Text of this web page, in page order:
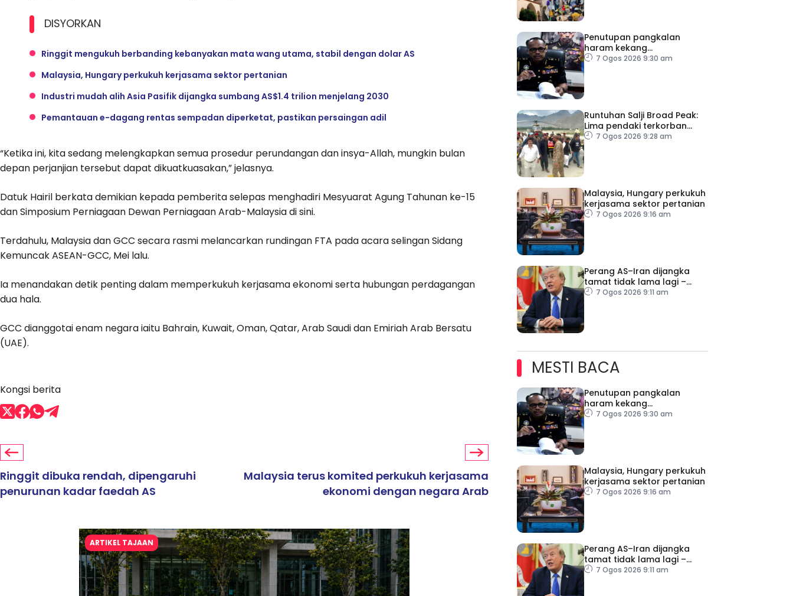
DISYORKAN
Ringgit mengukuh berbanding kebanyakan mata wang utama, stabil dengan dolar AS
Malaysia, Hungary perkukuh kerjasama sektor pertanian
Industri mudah alih Asia Pasifik dijangka sumbang AS$1.4 trilion menjelang 2030
Pemantauan e-dagang rentas sempadan diperketat, pastikan persaingan adil
“Ketika ini, kita sedang melengkapkan semua prosedur perundangan dan insya-Allah, mungkin bulan
depan perjanjian tersebut dapat dikuatkuasakan,” jelasnya.
Datuk Hairil berkata demikian kepada pemberita selepas menghadiri Mesyuarat Agung Tahunan ke-15
dan Simposium Perniagaan Dewan Perniagaan Arab-Malaysia di sini.
Terdahulu, Malaysia dan GCC secara rasmi melancarkan rundingan FTA pada acara selingan Sidang
Kemuncak ASEAN-GCC, Mei lalu.
Ia menandakan detik penting dalam memperkukuh kerjasama ekonomi serta hubungan perdagangan
dua hala.
GCC dianggotai enam negara iaitu Bahrain, Kuwait, Oman, Qatar, Arab Saudi dan Emiriah Arab Bersatu
(UAE).
Kongsi berita
Ringgit dibuka rendah, dipengaruhi
penurunan kadar faedah AS
Malaysia terus komited perkukuh kerjasama
ekonomi dengan negara Arab
ARTIKEL TAJAAN
Penutupan pangkalan
haram kekang
penyeludupan di Kelantan
7 Ogos 2026 9:30 am
Runtuhan Salji Broad Peak:
Lima pendaki terkorban
diberi penghormatan
7 Ogos 2026 9:28 am
Malaysia, Hungary perkukuh
kerjasama sektor pertanian
7 Ogos 2026 9:16 am
Perang AS–Iran dijangka
tamat tidak lama lagi –
Trump
7 Ogos 2026 9:11 am
MESTI BACA
Penutupan pangkalan
haram kekang
penyeludupan di Kelantan
7 Ogos 2026 9:30 am
Malaysia, Hungary perkukuh
kerjasama sektor pertanian
7 Ogos 2026 9:16 am
Perang AS–Iran dijangka
tamat tidak lama lagi –
Trump
7 Ogos 2026 9:11 am